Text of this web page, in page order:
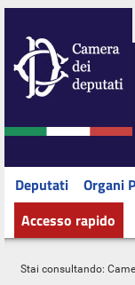
Deputati Organi
Accesso rapido
Stai consultando: